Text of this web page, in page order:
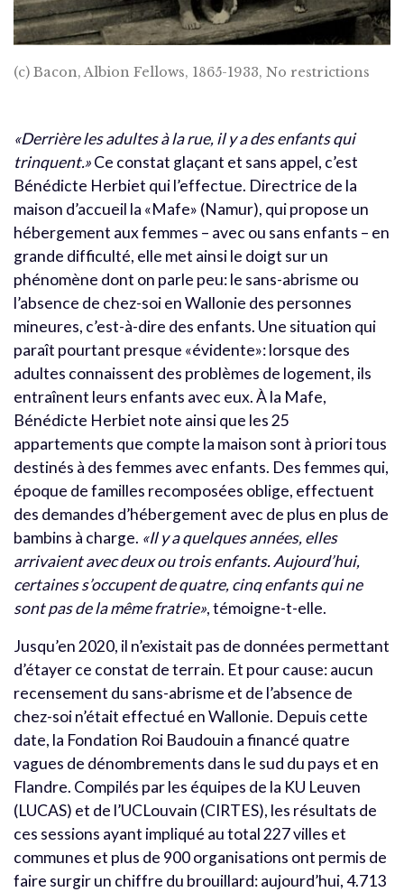
(c) Bacon, Albion Fellows, 1865-1933, No restrictions
«Derrière les adultes à la rue, il y a des enfants qui
trinquent.»Ce constat glaçant et sans appel, c’est
Bénédicte Herbiet qui l’effectue. Directrice de la
maison d’accueil la «Mafe» (Namur), qui propose un
hébergement aux femmes – avec ou sans enfants – en
grande difficulté, elle met ainsi le doigt sur un
phénomène dont on parle peu: le sans-abrisme ou
l’absence de chez-soi en Wallonie des personnes
mineures, c’est-à-dire des enfants. Une situation qui
paraît pourtant presque «évidente»: lorsque des
adultes connaissent des problèmes de logement, ils
entraînent leurs enfants avec eux. À la Mafe,
Bénédicte Herbiet note ainsi que les 25
appartements que compte la maison sont à priori tous
destinés à des femmes avec enfants. Des femmes qui,
époque de familles recomposées oblige, effectuent
des demandes d’hébergement avec de plus en plus de
bambins à charge. «Il y a quelques années, elles
arrivaient avec deux ou trois enfants. Aujourd’hui,
certaines s’occupent de quatre, cinq enfants qui ne
sont pas de la même fratrie», témoigne-t-elle.
Jusqu’en 2020, il n’existait pas de données permettant
d’étayer ce constat de terrain. Et pour cause: aucun
recensement du sans-abrisme et de l’absence de
chez-soi n’était effectué en Wallonie. Depuis cette
date, la Fondation Roi Baudouin a financé quatre
vagues de dénombrements dans le sud du pays et en
Flandre. Compilés par les équipes de la KU Leuven
(LUCAS) et de l’UCLouvain (CIRTES), les résultats de
ces sessions ayant impliqué au total 227 villes et
communes et plus de 900 organisations ont permis de
faire surgir un chiffre du brouillard: aujourd’hui, 4.713